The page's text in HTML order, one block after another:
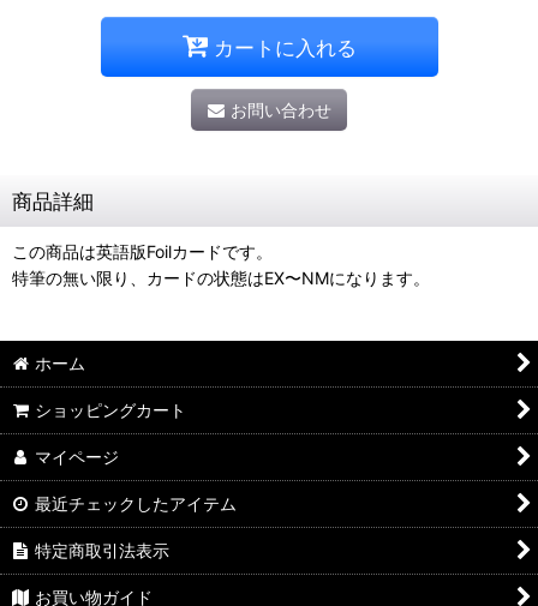
カートに入れる
お問い合わせ
商品詳細
この商品は英語版Foilカードです。
特筆の無い限り、カードの状態はEX〜NMになります。
ホーム
ショッピングカート
マイページ
最近チェックしたアイテム
特定商取引法表示
お買い物ガイド